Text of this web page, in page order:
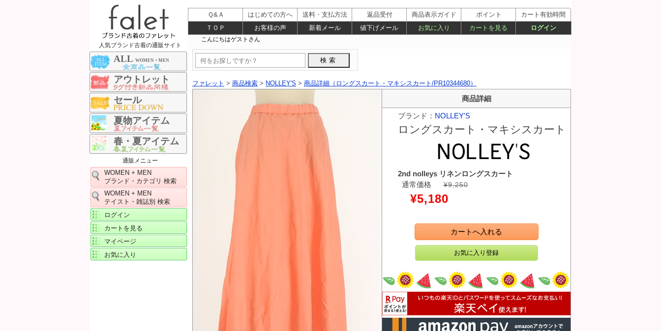
人気ブランド古着の通販サイト
ALL WOMEN + MEN
アウトレット
セール
夏物アイテム
春・夏アイテム
通販メニュー
WOMEN + MEN
ブランド・カテゴリ 検索
WOMEN + MEN
テイスト・雑誌別 検索
ログイン
カートを見る
マイページ
お気に入り
ファレット > 商品検索 > NOLLEY'S > 商品詳細（ロングスカート・マキシスカート/PR10344680）
商品詳細
ブランド： NOLLEY'S
ロングスカート・マキシスカート
2nd nolleys リネンロングスカート
通常価格
¥9,250
¥5,180
カートへ入れる
Ｑ&Ａ はじめての方へ 送料・支払方法 返品受付 商品表示ガイド ポイント
カート有効時間
ＴＯＰ
お客様の声 新着メール 値下げメール お気に入り カートを見る ログイン